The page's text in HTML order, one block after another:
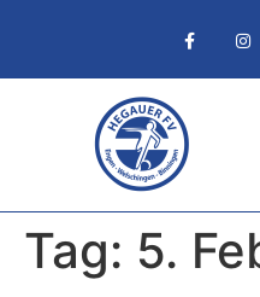
Tag: 5.